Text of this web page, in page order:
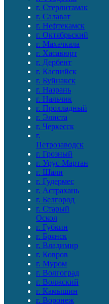
г. Стерлитамак
г. Салават
г. Нефтекамск
г. Октябрьский
г. Махачкала
г. Хасавюрт
г. Дербент
г. Каспийск
г. Буйнакск
г. Назрань
г. Нальчик
г. Прохладный
г. Элиста
г. Черкесск
г.
Петрозаводск
г. Грозный
г. Урус-Мартан
г. Шали
г. Гудермес
г. Астрахань
г. Белгород
г. Старый
Оскол
г. Губкин
г. Брянск
г. Владимир
г. Ковров
г. Муром
г. Волгоград
г. Волжский
г. Камышин
г. Воронеж